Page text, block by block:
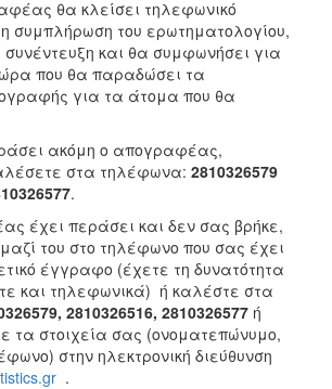
θα κλείσει τηλεφωνικό
συμπλήρωση του ερωτηματολογίου,
και θα συμφωνήσει για
που θα παραδώσει τα
για τα άτομα που θα
ακόμη ο απογραφέας,
στα τηλέφωνα: 2810326579
.
έχει περάσει και δεν σας βρήκε,
του στο τηλέφωνο που σας έχει
έγγραφο (έχετε τη δυνατότητα
και τηλεφωνικά) ή καλέστε στα
2810326516, 2810326577 ή
τα στοιχεία σας (ονοματεπώνυμο,
στην ηλεκτρονική διεύθυνση
.